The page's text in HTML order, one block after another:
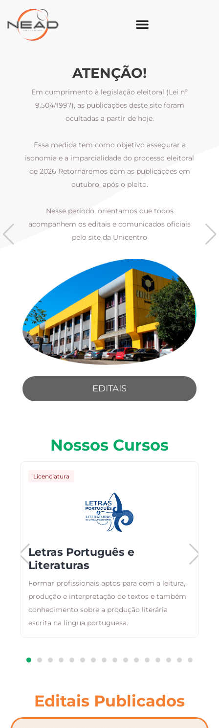
ATENÇÃO!
Em cumprimento à legislação eleitoral (Lei nº
9.504/1997), as publicações deste site foram
ocultadas a partir de hoje.
Essa medida tem como objetivo assegurar a
isonomia e a imparcialidade do processo eleitoral
de 2026 Retornaremos com as publicações em
outubro, após o pleito.
Nesse período, orientamos que todos
acompanhem os editais e comunicados oficiais
pelo site da Unicentro
EDITAIS
Nossos Cursos
Licenciatura
Letras Português e
Literaturas
Formar profissionais aptos para com a leitura,
produção e interpretação de textos e também
conhecimento sobre a produção literária
escrita na língua portuguesa.
Editais Publicados